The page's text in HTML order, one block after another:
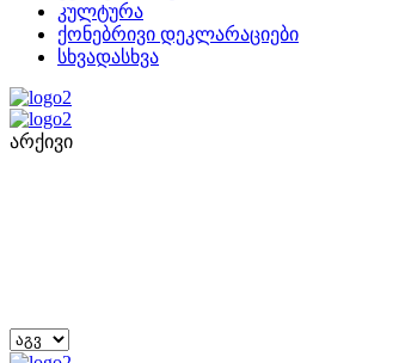
კულტურა
ქონებრივი დეკლარაციები
სხვადასხვა
არქივი